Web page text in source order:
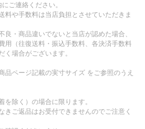
ご連絡ください。
料や手数料は当店負担とさせていただきま
良・商品違いでないと当店が認めた場合、
用（往復送料・振込手数料、各決済手数料
く場合がございます。
品ページ記載の実寸サイズ をご参照のうえ
を除く）の場合に限ります。
きご返品はお受付できませんのでご注意く